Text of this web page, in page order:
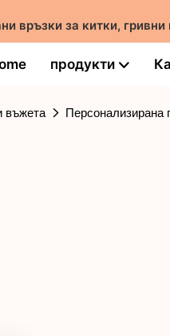
връзки за китки,
продукти
въжета Персонализирана